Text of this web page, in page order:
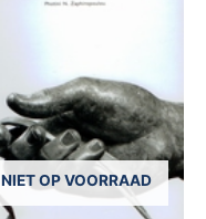
NIET OP VOORRAAD